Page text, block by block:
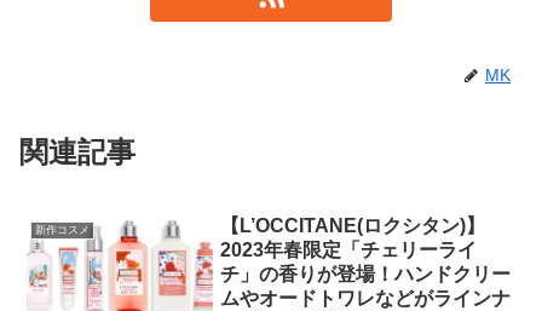
MK
関連記事
新作コスメ
【L’OCCITANE(ロクシタン)】
2023年春限定「チェリーライ
チ」の香りが登場！ハンドクリー
ムやオードトワレなどがラインナ